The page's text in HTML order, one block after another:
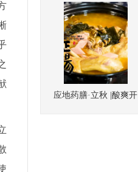
应地药膳·立秋 |酸爽开